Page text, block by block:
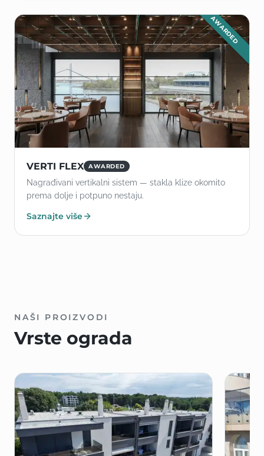
AWARDED
VERTI FLEX AWARDED
Nagrađivani vertikalni sistem — stakla klize okomito
prema dolje i potpuno nestaju.
Saznajte više
NAŠI PROIZVODI
Vrste ograda